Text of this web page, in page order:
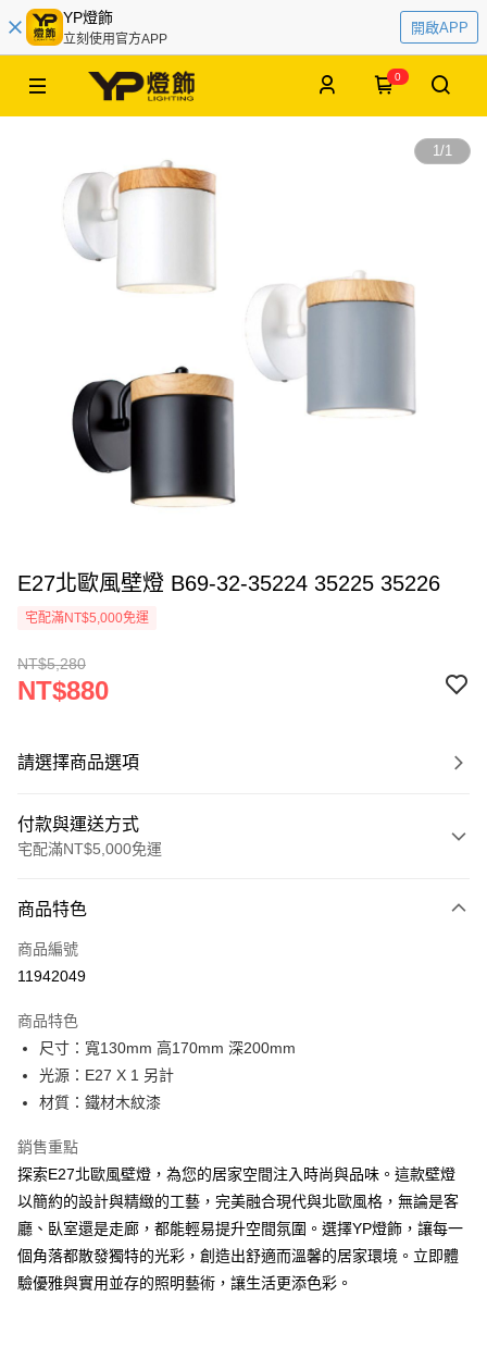
YP燈飾
立刻使用官方APP
開啟APP
0
1/1
E27北歐風壁燈 B69-32-35224 35225 35226
宅配滿NT$5,000免運
NT$5,280
NT$880
請選擇商品選項
付款與運送方式
宅配滿NT$5,000免運
信用卡一次付款
LINE Pay
街口支付
悠遊付
全盈+PAY
AFTEE先享後付
相關說明
【關於「AFTEE先享後付」】
AFTEE先享後付是「在收到商品之後才付款」的支付方式。 讓您購物簡單
便利好安心！
商品特色
商品編號
11942049
商品特色
尺寸：寬130mm 高170mm 深200mm
光源：E27 X 1 另計
材質：鐵材木紋漆
銷售重點
探索E27北歐風壁燈，為您的居家空間注入時尚與品味。這款壁燈
以簡約的設計與精緻的工藝，完美融合現代與北歐風格，無論是客
廳、臥室還是走廊，都能輕易提升空間氛圍。選擇YP燈飾，讓每一
個角落都散發獨特的光彩，創造出舒適而溫馨的居家環境。立即體
驗優雅與實用並存的照明藝術，讓生活更添色彩。